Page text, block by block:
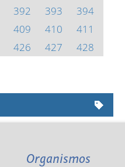
392 393
394
409 410
411
426 427
428
Organismos